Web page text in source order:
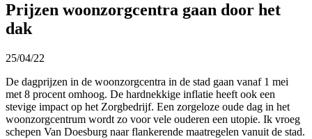
Prijzen woonzorgcentra gaan door het
dak
25/04/22
De dagprijzen in de woonzorgcentra in de stad gaan vanaf 1 mei
met 8 procent omhoog. De hardnekkige inflatie heeft ook een
stevige impact op het Zorgbedrijf. Een zorgeloze oude dag in het
woonzorgcentrum wordt zo voor vele ouderen een utopie. Ik vroeg
schepen Van Doesburg naar flankerende maatregelen vanuit de stad.